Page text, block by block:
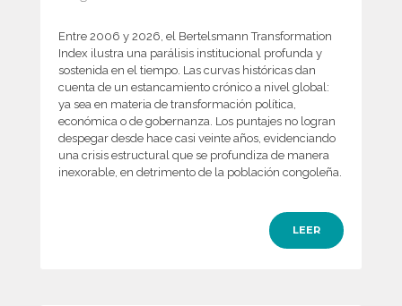
Entre 2006 y 2026, el Bertelsmann Transformation
Index ilustra una parálisis institucional profunda y
sostenida en el tiempo. Las curvas históricas dan
cuenta de un estancamiento crónico a nivel global:
ya sea en materia de transformación política,
económica o de gobernanza. Los puntajes no logran
despegar desde hace casi veinte años, evidenciando
una crisis estructural que se profundiza de manera
inexorable, en detrimento de la población congoleña.
LEER